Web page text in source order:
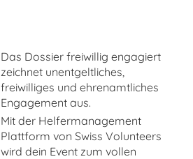
Das Dossier freiwillig engagiert
zeichnet unentgeltliches,
freiwilliges und ehrenamtliches
Engagement aus.
Mit der Helfermanagement
Plattform von Swiss Volunteers
wird dein Event zum vollen